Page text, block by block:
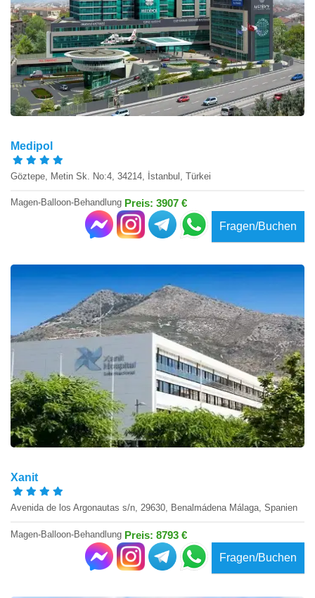
Medipol
Göztepe, Metin Sk. No:4, 34214, İstanbul, Türkei
Magen-Balloon-Behandlung Preis: 3907 €
Fragen/Buchen
Xanit
Avenida de los Argonautas s/n, 29630, Benalmádena Málaga, Spanien
Magen-Balloon-Behandlung Preis: 8793 €
Fragen/Buchen